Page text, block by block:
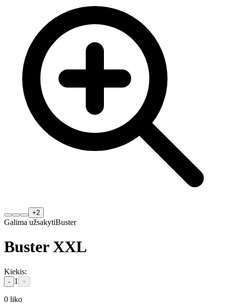
+2
Galima užsakytiBuster
Buster XXL
Kiekis:
- 1 +
0 liko